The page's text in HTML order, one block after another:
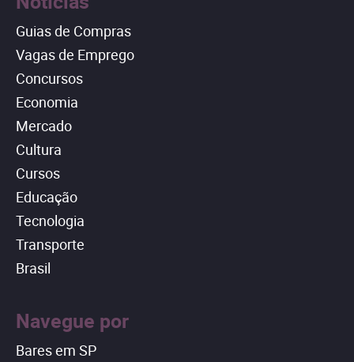
Guias de Compras
Vagas de Emprego
Concursos
Economia
Mercado
Cultura
Cursos
Educação
Tecnologia
Transporte
Brasil
Navegue por
Bares em SP